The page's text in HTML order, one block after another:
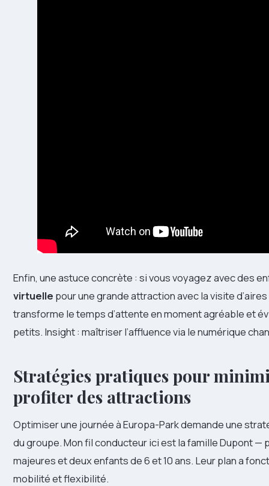
Enfin, une astuce concrète : si vous voyagez avec des
virtuelle pour une grande attraction avec la visite
transforme le temps d’attente en moment agréable et
petits. Insight : maîtriser l’affluence via le numérique
Stratégies pratiques pour
profiter des attractions
Optimiser une journée à Europa-Park demande une
du groupe. Mon fil conducteur ici est la famille Dupont
majeures et deux enfants de 6 et 10 ans. Leur plan a
mobilité et flexibilité.